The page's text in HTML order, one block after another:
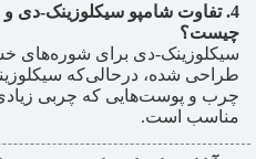
تفاوت شامپو سیکلوزینک-دی
چیست؟
سیکلوزینک-دی برای شوره‌های
طراحی شده، درحالی‌که
چرب و پوست‌هایی که چربی
مناسب است.